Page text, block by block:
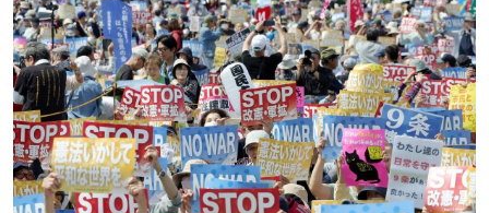
Kinh tế
Tin Kinh tế
Trước giờ mở cửa
Dòng chảy Kinh tế
Sức sống hàng Việt
Khởi nghiệp
Tuyên chiến với gian lận
thương mại
Nông nghiệp & Biển đảo
Tin Nông nghiệp & Biển
đảo
Mùa vàng
Biển đảo Việt Nam
Tâm tình biên giới và hải
đảo
Tìm hiểu biển, đảo Việt